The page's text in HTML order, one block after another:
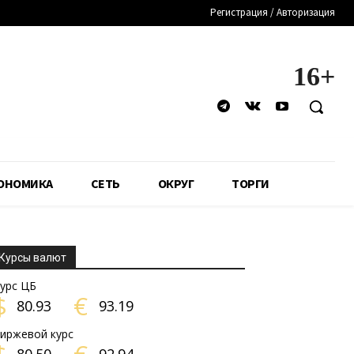
Регистрация / Авторизация
16+
СЕТЬ ОКРУГ ТОРГИ
Курсы валют
ЦБ
80.93 € 93.19
курс